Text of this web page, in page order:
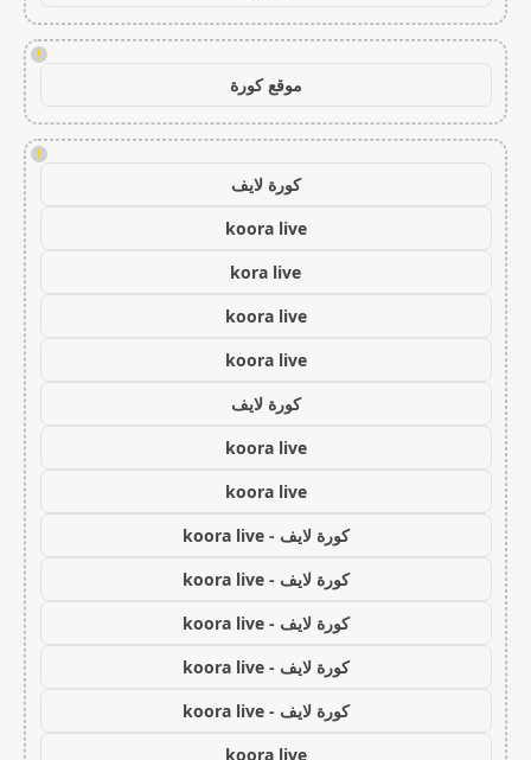
!
موقع كورة
!
كورة لايف
koora live
kora live
koora live
koora live
كورة لايف
koora live
koora live
كورة لايف - koora live
كورة لايف - koora live
كورة لايف - koora live
كورة لايف - koora live
كورة لايف - koora live
koora live